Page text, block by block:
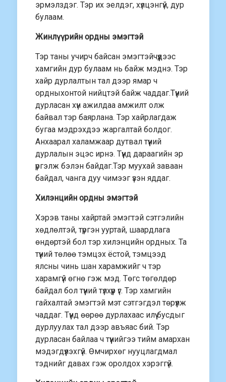
эрмэлздэг. Тэр их эелдэг, хүлцэнгүй, дур
булаам.
Жинлүүрийн ордны эмэгтэй
Тэр таны учирч байсан эмэгтэйчүүдээс
хамгийн дур булаам нь байж мэднэ. Тэр
хайр дурлалтын тал дээр ямар ч
ордныхонтой нийцтэй байж чаддаг.Түүний
дурласан хүн ажилдаа амжилт олж
байвал тэр баярлана. Тэр хайрлагдаж
бугаа мэдрэхдээ жаргалтай болдог.
Анхаарал халамжаар дутвал түүний
дурлалын эцэс ирнэ. Түүнд дараагийн эр
үргэлж бэлэн байдаг.Тэр муухай заваан
байдал, чанга дуу чимээг үзэн яддаг.
Хилэнцийн ордны эмэгтэй
Хэрэв таны хайртай эмэгтэй сэтгэлийн
хөдлөлтэй, түргэн ууртай, шаардлага
өндөртэй бол тэр хилэнцийн ордных. Та
түүний төлөө тэмцэх ёстой, тэмцээд
ялсны чинь шан харамжийг ч тэр
харамгүй өгнө гэж мэд. Төгс төгөлдөр
байдал бол түүний түлхүүр үг. Тэр хамгийн
гайхалтай эмэгтэй мэт сэтгэгдэл төрүүлж
чаддаг. Түүнд өөрөө дурлахаас илүү бусдыг
дурлуулах тал дээр авъяас бий. Тэр
дурласан байлаа ч түүнийгээ тийм амархан
мэдэгдүүлэхгүй. Өмчирхөг нууцлагдмал
тэднийг давах гэж оролдох хэрэггүй.